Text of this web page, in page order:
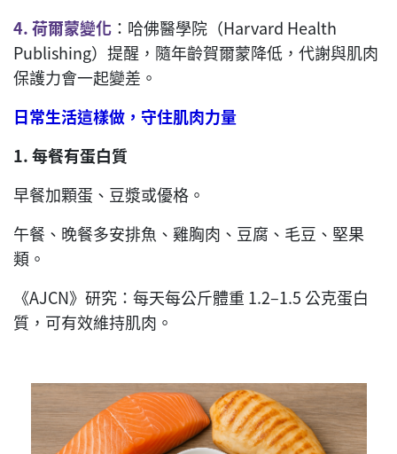
4.荷爾蒙變化 ：哈佛醫學院（Harvard Health
Publishing）提醒，隨年齡賀爾蒙降低，代謝與肌肉
保護力會一起變差。
日常生活這樣做，守住肌肉力量
1.每餐有蛋白質
早餐加顆蛋、豆漿或優格。
午餐、晚餐多安排魚、雞胸肉、豆腐、毛豆、堅果
類。
《AJCN》研究：每天每公斤體重 1.2–1.5 公克蛋白
質，可有效維持肌肉。